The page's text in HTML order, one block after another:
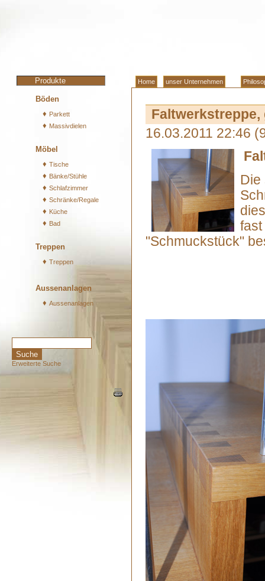
Produkte Home unser Unternehmen
Böden
♦ Parkett
♦ Massivdielen
Möbel
♦ Tische
♦ Bänke/Stühle
♦ Schlafzimmer
♦ Schränke/Regale
♦ Küche
♦ Bad
Treppen
♦ Treppen
Aussenanlagen
♦ Aussenanlagen
Erweiterte Suche
Faltwerkstreppe,
16.03.2011 22:46 (
Die
"Schmuckstück"